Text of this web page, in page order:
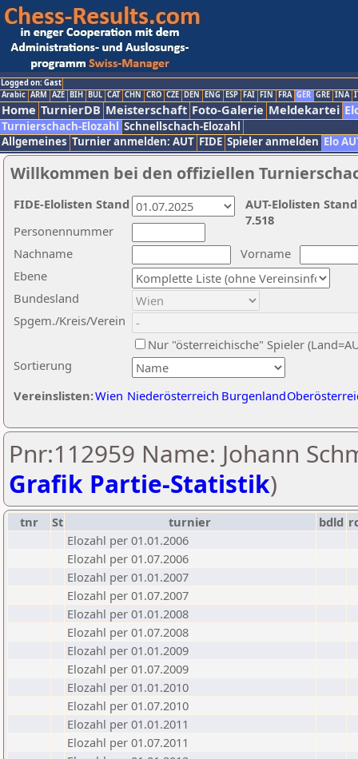
Logged on: Gast
Arabic ARM AZE BIH BUL CAT CHN CRO CZE DEN ENG ESP FAI FIN FRA GER GRE INA
Home TurnierDB Meisterschaft Foto-Galerie Meldekartei
Turnierschach-Elozahl Schnellschach-Elozahl
Allgemeines Turnier anmelden: AUT FIDE Spieler anmelden Elo
Willkommen bei den offiziellen
Nachname
Vorname
Ebene
Sortierung
Personennummer
Bundesland
Spgem./Kreis/Verein
Nur "österreichische" Spieler
Vereinslisten:Wien Niederösterreich Burgenland
AUT-Elolisten
7.518
FIDE-Elolisten Stand
Pnr:112959 Name: Johann
Grafik Partie-Statistik)
tnr St turnier bdld
Elozahl per 01.01.2006
Elozahl per 01.07.2006
Elozahl per 01.01.2007
Elozahl per 01.07.2007
Elozahl per 01.01.2008
Elozahl per 01.07.2008
Elozahl per 01.01.2009
Elozahl per 01.07.2009
Elozahl per 01.01.2010
Elozahl per 01.07.2010
Elozahl per 01.01.2011
Elozahl per 01.07.2011